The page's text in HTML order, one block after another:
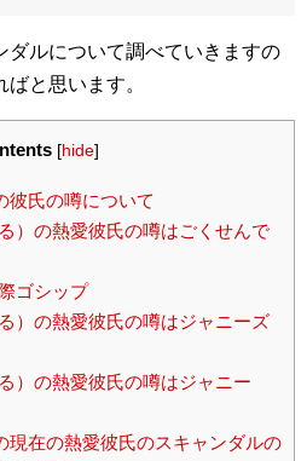
ダルについて調べていきますの
と思います。
[hide]
彼氏の噂について
）の熱愛彼氏の噂はごくせんで
ゴシップ
）の熱愛彼氏の噂はジャニーズ
）の熱愛彼氏の噂はジャニー
現在の熱愛彼氏のスキャンダルの